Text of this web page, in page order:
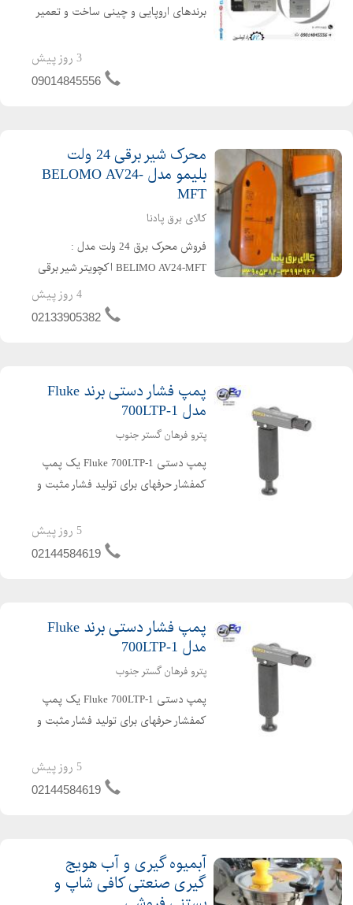
برندهای اروپایی و چینی ساخت و تعمیر
انواع کیت های تعمیری جک و شیر برقی
3 روز پیش
09014845556
محرک شیر برقی 24 ولت
بلیمو مدل BELOMO AV24-
MFT
کالای برق پادنا
فروش محرک برق 24 ولت مدل :
BELIMO AV24-MFT اکچویتر شیر برقی
4 روز پیش
02133905382
پمپ فشار دستی برند Fluke
مدل 700LTP-1
پترو فرهان گستر جنوب
پمپ دستی Fluke 700LTP-1 یک پمپ
کمفشار حرفهای برای تولید فشار مثبت و
است. این مدل بهطور ویژه برای تست
ترانسمیترها، سوئیچهای فشار و گیجهای
5 روز پیش
02144584619
پمپ فشار دستی برند Fluke
مدل 700LTP-1
پترو فرهان گستر جنوب
پمپ دستی Fluke 700LTP-1 یک پمپ
کمفشار حرفهای برای تولید فشار مثبت و
است. این مدل بهطور ویژه برای تست
ترانسمیترها، سوئیچهای فشار و گیجهای
5 روز پیش
02144584619
آبمیوه گیری و آب هویج
گیری صنعتی کافی شاپ و